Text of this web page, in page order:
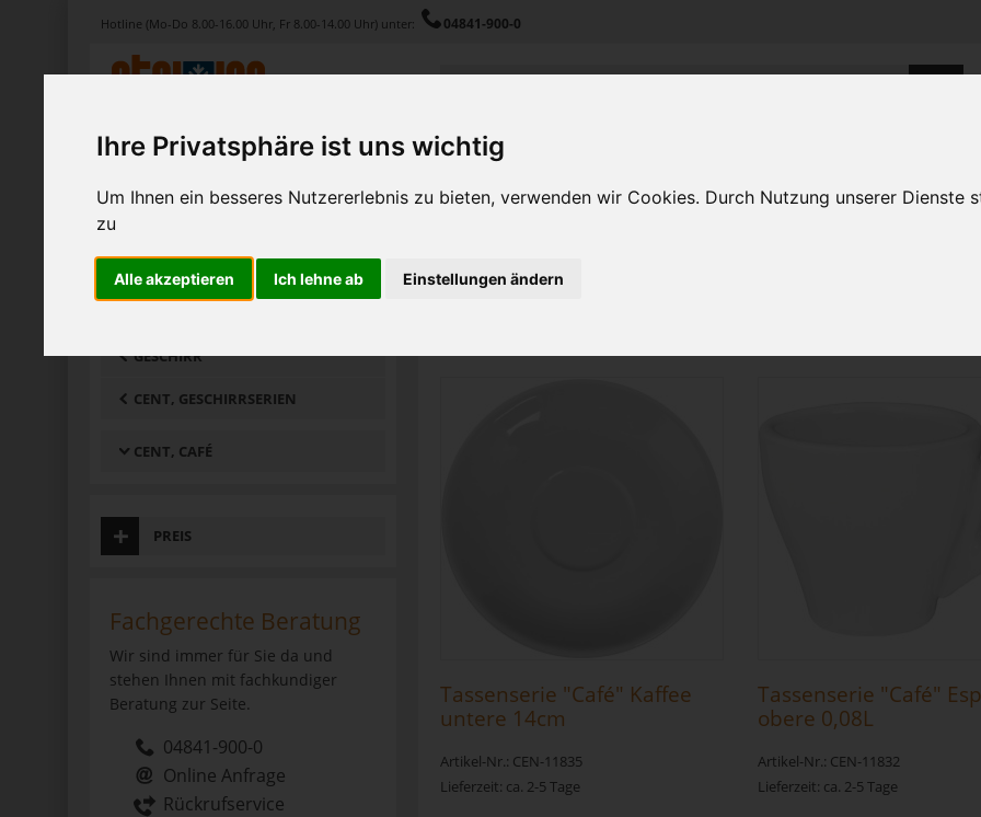
Ihre Privatsphäre ist uns wichtig
Um Ihnen ein besseres Nutzererlebnis zu bieten, verwenden wir Cookies. Durch Nutzung unserer Dienste
zu
Alle akzeptieren Ich lehne ab Einstellungen ändern
Hotline (Mo-Do 8.00-16.00 Uhr, Fr 8.00-14.00 Uhr) unter: 04841-900-0
PRODUKTGRUPPEN
GESCHIRR
CENT, GESCHIRRSERIEN
CENT, CAFÉ
PREIS
Tassenserie "Café" Kaffee
untere 14cm
Artikel-Nr.: CEN-11835
Lieferzeit: ca. 2-5 Tage
Tassenserie "Café"
obere 0,08L
Artikel-Nr.: CEN-11832
Lieferzeit: ca. 2-5 Tage
Fachgerechte Beratung
Wir sind immer für Sie da und
stehen Ihnen mit fachkundiger
Beratung zur Seite.
04841-900-0
Online Anfrage
Rückrufservice